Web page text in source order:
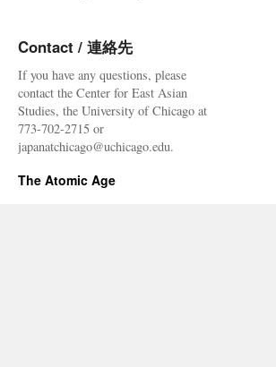
Contact / 連絡先
If you have any questions, please
contact the Center for East Asian
Studies, the University of Chicago at
773-702-2715 or
japanatchicago@uchicago.edu.
The Atomic Age